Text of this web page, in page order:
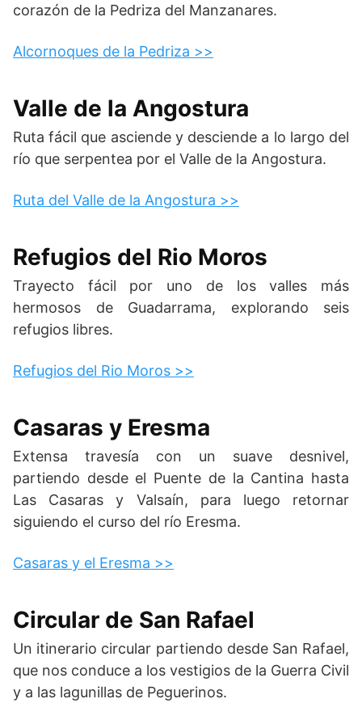
corazón de la Pedriza del Manzanares.
Alcornoques de la Pedriza >>
Valle de la Angostura
Ruta fácil que asciende y desciende a lo largo del
río que serpentea por el Valle de la Angostura.
Ruta del Valle de la Angostura >>
Refugios del Rio Moros
Trayecto fácil por uno de los valles más
hermosos de Guadarrama, explorando seis
refugios libres.
Refugios del Rio Moros >>
Casaras y Eresma
Extensa travesía con un suave desnivel,
partiendo desde el Puente de la Cantina hasta
Las Casaras y Valsaín, para luego retornar
siguiendo el curso del río Eresma.
Casaras y el Eresma >>
Circular de San Rafael
Un itinerario circular partiendo desde San Rafael,
que nos conduce a los vestigios de la Guerra Civil
y a las lagunillas de Peguerinos.